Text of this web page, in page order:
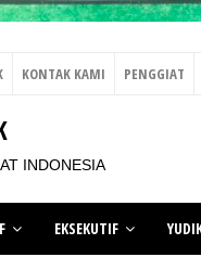
KONTAK KAMI PENGGIAT
INDONESIA
EKSEKUTIF